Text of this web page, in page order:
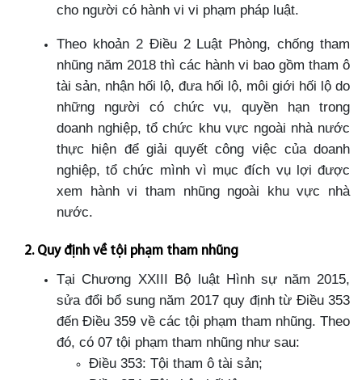
cho người có hành vi vi phạm pháp luật.
Theo khoản 2 Điều 2 Luật Phòng, chống tham
nhũng năm 2018 thì các hành vi bao gồm tham ô
tài sản, nhận hối lộ, đưa hối lộ, môi giới hối lộ do
những người có chức vụ, quyền hạn trong
doanh nghiệp, tổ chức khu vực ngoài nhà nước
thực hiện để giải quyết công việc của doanh
nghiệp, tổ chức mình vì mục đích vụ lợi được
xem hành vi tham nhũng ngoài khu vực nhà
nước.
2. Quy định về tội phạm tham nhũng
Tại Chương XXIII Bộ luật Hình sự năm 2015,
sửa đổi bổ sung năm 2017 quy định từ Điều 353
đến Điều 359 về các tội phạm tham nhũng. Theo
đó, có 07 tội phạm tham nhũng như sau:
Điều 353: Tội tham ô tài sản;